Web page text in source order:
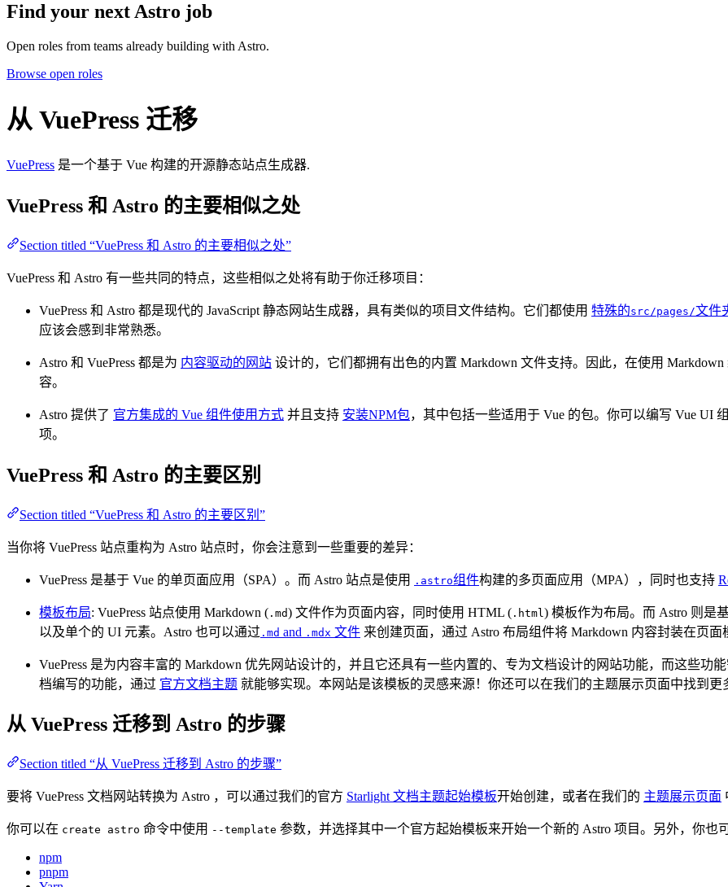
Find your next Astro job
Open roles from teams already building with Astro.
Browse open roles
从 VuePress 迁移
VuePress 是一个基于 Vue 构建的开源静态站点生成器.
VuePress 和 Astro 的主要相似之处
Section titled “VuePress 和 Astro 的主要相似之处”
VuePress 和 Astro 有一些共同的特点，这些相似之处将有助于你迁移项目：
VuePress 和 Astro 都是现代的 JavaScript 静态网站生成器，具有类似的项目文件结构。它们都使用 特殊的src/pages/文件
应该会感到非常熟悉。
Astro 和 VuePress 都是为 内容驱动的网站 设计的，它们都拥有出色的内置 Markdown 文件支持。因此，在使用
容。
Astro 提供了 官方集成的 Vue 组件使用方式 并且支持 安装NPM包，其中包括一些适用于 Vue 的包。你可以编写 Vue UI
项。
VuePress 和 Astro 的主要区别
Section titled “VuePress 和 Astro 的主要区别”
当你将 VuePress 站点重构为 Astro 站点时，你会注意到一些重要的差异：
VuePress 是基于 Vue 的单页面应用（SPA）。而 Astro 站点是使用 .astro组件构建的多页面应用（MPA），同时也支持
模板布局: VuePress 站点使用 Markdown ( .md) 文件作为页面内容，同时使用 HTML ( .html ) 模板作为布局。而 Astro 则是
以及单个的 UI 元素。Astro 也可以通过 .md and .mdx 文件 来创建页面，通过 Astro 布局组件将 Markdown 内容封装在页面
VuePress 是为内容丰富的 Markdown 优先网站设计的，并且它还具有一些内置的、专为文档设计的网站功能，而这些功
档编写的功能，通过 官方文档主题 就能够实现。本网站是该模板的灵感来源！你还可以在我们的主题展示页面中找到更
从 VuePress 迁移到 Astro 的步骤
Section titled “从 VuePress 迁移到 Astro 的步骤”
要将 VuePress 文档网站转换为 Astro ，可以通过我们的官方 Starlight 文档主题起始模板开始创建，或者在我们的 主题展示页面
你可以在 create astro 命令中使用 --template 参数，并选择其中一个官方起始模板来开始一个新的 Astro 项目。另外，你也
npm
pnpm